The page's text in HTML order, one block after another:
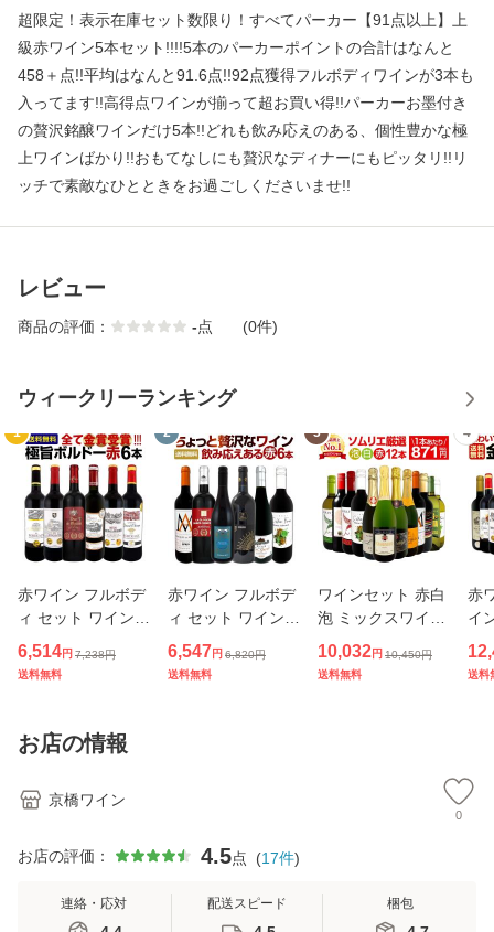
超限定！表示在庫セット数限り！すべてパーカー【91点以上】上
級赤ワイン5本セット!!!!5本のパーカーポイントの合計はなんと
458＋点!!平均はなんと91.6点!!92点獲得フルボディワインが3本も
入ってます!!高得点ワインが揃って超お買い得!!パーカーお墨付き
の贅沢銘醸ワインだけ5本!!どれも飲み応えのある、個性豊かな極
上ワインばかり!!おもてなしにも贅沢なディナーにもピッタリ!!リ
ッチで素敵なひとときをお過ごしくださいませ!!
レビュー
商品の評価： -点 (0件)
ウィークリーランキング
1
赤ワイン フルボデ
ィ セット ワインセ
ット 赤 ワイン ギ
フト 箱 京橋ワイン
飲み比べ ボルドー
6,514円 7,238円
送料無料
2
赤ワイン フルボデ
ィ セット ワインセ
ット 赤 ワイン ギ
フト 箱 京橋ワイン
6,547円 6,820円
送料無料
3
ワインセット 赤白
泡 ミックスワイン
セット ワイン ギフ
ト 箱 京橋ワイン
10,032円 10,450円
送料無料
4
赤
イ
ン
ワ
送料
お店の情報
京橋ワイン
0
お店の評価： 4.5点 (17件)
連絡・応対 配送スピード 梱包